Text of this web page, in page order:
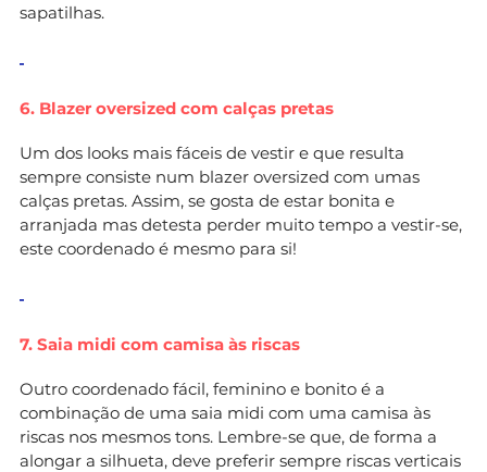
sapatilhas.
6. Blazer oversized com calças pretas
Um dos looks mais fáceis de vestir e que resulta
sempre consiste num blazer oversized com umas
calças pretas. Assim, se gosta de estar bonita e
arranjada mas detesta perder muito tempo a vestir-se,
este coordenado é mesmo para si!
7. Saia midi com camisa às riscas
Outro coordenado fácil, feminino e bonito é a
combinação de uma saia midi com uma camisa às
riscas nos mesmos tons. Lembre-se que, de forma a
alongar a silhueta, deve preferir sempre riscas verticais